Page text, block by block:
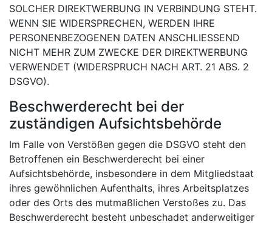
SOLCHER DIREKTWERBUNG IN VERBINDUNG STEHT.
WENN SIE WIDERSPRECHEN, WERDEN IHRE
PERSONENBEZOGENEN DATEN ANSCHLIESSEND
NICHT MEHR ZUM ZWECKE DER DIREKTWERBUNG
VERWENDET (WIDERSPRUCH NACH ART. 21 ABS. 2
DSGVO).
Beschwerderecht bei der
zuständigen Aufsichtsbehörde
Im Falle von Verstößen gegen die DSGVO steht den
Betroffenen ein Beschwerderecht bei einer
Aufsichtsbehörde, insbesondere in dem Mitgliedstaat
ihres gewöhnlichen Aufenthalts, ihres Arbeitsplatzes
oder des Orts des mutmaßlichen Verstoßes zu. Das
Beschwerderecht besteht unbeschadet anderweitiger